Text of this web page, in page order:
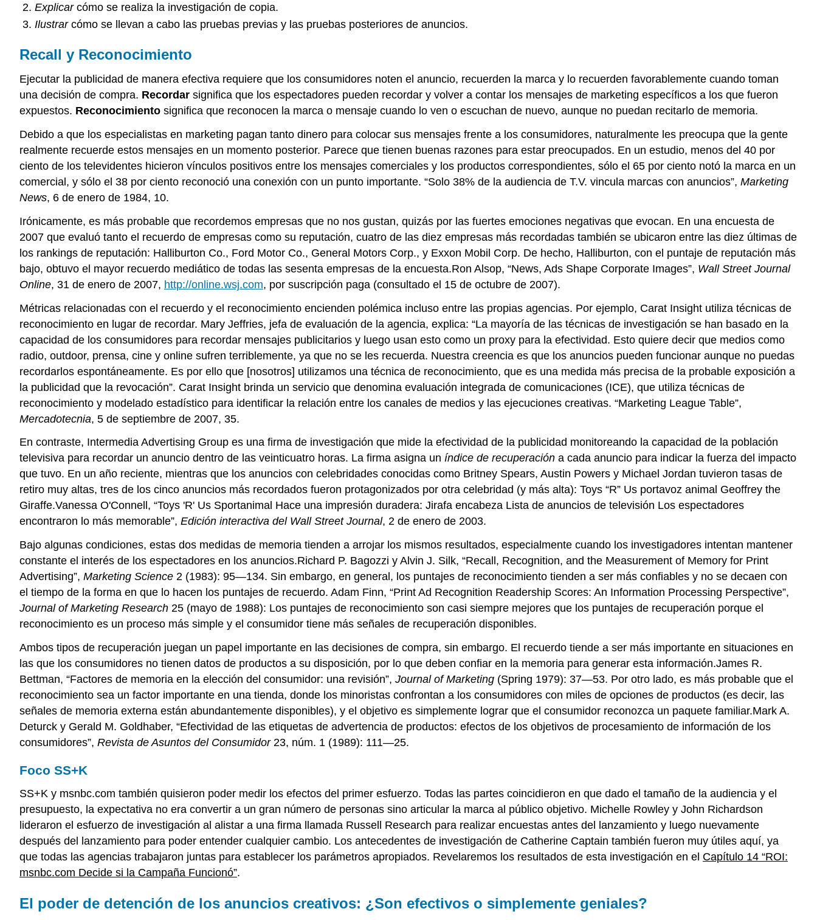
Explicarcómo se realiza la investigación de copia.
Ilustrarcómo se llevan a cabo las pruebas previas y las pruebas posteriores de anuncios.
Recall y Reconocimiento
Ejecutar la publicidad de manera efectiva requiere que los consumidores noten el anuncio, recuerden la marca y lo recuerden favorablemente cuando toman
una decisión de compra. Recordar significa que los espectadores pueden recordar y volver a contar los mensajes de marketing específicos a los que fueron
expuestos. Reconocimiento significa que reconocen la marca o mensaje cuando lo ven o escuchan de nuevo, aunque no puedan recitarlo de memoria.
Debido a que los especialistas en marketing pagan tanto dinero para colocar sus mensajes frente a los consumidores, naturalmente les preocupa que la gente
realmente recuerde estos mensajes en un momento posterior. Parece que tienen buenas razones para estar preocupados. En un estudio, menos del 40 por
ciento de los televidentes hicieron vínculos positivos entre los mensajes comerciales y los productos correspondientes, sólo el 65 por ciento notó la marca en un
comercial, y sólo el 38 por ciento reconoció una conexión con un punto importante. “Solo 38% de la audiencia de T.V. vincula marcas con anuncios”, Marketing
News, 6 de enero de 1984, 10.
Irónicamente, es más probable que recordemos empresas que no nos gustan, quizás por las fuertes emociones negativas que evocan. En una encuesta de
2007 que evaluó tanto el recuerdo de empresas como su reputación, cuatro de las diez empresas más recordadas también se ubicaron entre las diez últimas de
los rankings de reputación: Halliburton Co., Ford Motor Co., General Motors Corp., y Exxon Mobil Corp. De hecho, Halliburton, con el puntaje de reputación más
bajo, obtuvo el mayor recuerdo mediático de todas las sesenta empresas de la encuesta.Ron Alsop, “News, Ads Shape Corporate Images”, Wall Street Journal
Online, 31 de enero de 2007, http://online.wsj.com, por suscripción paga (consultado el 15 de octubre de 2007).
Métricas relacionadas con el recuerdo y el reconocimiento encienden polémica incluso entre las propias agencias. Por ejemplo, Carat Insight utiliza técnicas de
reconocimiento en lugar de recordar. Mary Jeffries, jefa de evaluación de la agencia, explica: “La mayoría de las técnicas de investigación se han basado en la
capacidad de los consumidores para recordar mensajes publicitarios y luego usan esto como un proxy para la efectividad. Esto quiere decir que medios como
radio, outdoor, prensa, cine y online sufren terriblemente, ya que no se les recuerda. Nuestra creencia es que los anuncios pueden funcionar aunque no puedas
recordarlos espontáneamente. Es por ello que [nosotros] utilizamos una técnica de reconocimiento, que es una medida más precisa de la probable exposición a
la publicidad que la revocación”. Carat Insight brinda un servicio que denomina evaluación integrada de comunicaciones (ICE), que utiliza técnicas de
reconocimiento y modelado estadístico para identificar la relación entre los canales de medios y las ejecuciones creativas. “Marketing League Table”,
Mercadotecnia, 5 de septiembre de 2007, 35.
En contraste, Intermedia Advertising Group es una firma de investigación que mide la efectividad de la publicidad monitoreando la capacidad de la población
televisiva para recordar un anuncio dentro de las veinticuatro horas. La firma asigna un índice de recuperación a cada anuncio para indicar la fuerza del impacto
que tuvo. En un año reciente, mientras que los anuncios con celebridades conocidas como Britney Spears, Austin Powers y Michael Jordan tuvieron tasas de
retiro muy altas, tres de los cinco anuncios más recordados fueron protagonizados por otra celebridad (y más alta): Toys “R” Us portavoz animal Geoffrey the
Giraffe.Vanessa O'Connell, “Toys 'R' Us Sportanimal Hace una impresión duradera: Jirafa encabeza Lista de anuncios de televisión Los espectadores
encontraron lo más memorable”, Edición interactiva del Wall Street Journal, 2 de enero de 2003.
Bajo algunas condiciones, estas dos medidas de memoria tienden a arrojar los mismos resultados, especialmente cuando los investigadores intentan mantener
constante el interés de los espectadores en los anuncios.Richard P. Bagozzi y Alvin J. Silk, “Recall, Recognition, and the Measurement of Memory for Print
Advertising”, Marketing Science 2 (1983): 95—134. Sin embargo, en general, los puntajes de reconocimiento tienden a ser más confiables y no se decaen con
el tiempo de la forma en que lo hacen los puntajes de recuerdo. Adam Finn, “Print Ad Recognition Readership Scores: An Information Processing Perspective”,
Journal of Marketing Research 25 (mayo de 1988): Los puntajes de reconocimiento son casi siempre mejores que los puntajes de recuperación porque el
reconocimiento es un proceso más simple y el consumidor tiene más señales de recuperación disponibles.
Ambos tipos de recuperación juegan un papel importante en las decisiones de compra, sin embargo. El recuerdo tiende a ser más importante en situaciones en
las que los consumidores no tienen datos de productos a su disposición, por lo que deben confiar en la memoria para generar esta información.James R.
Bettman, “Factores de memoria en la elección del consumidor: una revisión”, Journal of Marketing (Spring 1979): 37—53. Por otro lado, es más probable que el
reconocimiento sea un factor importante en una tienda, donde los minoristas confrontan a los consumidores con miles de opciones de productos (es decir, las
señales de memoria externa están abundantemente disponibles), y el objetivo es simplemente lograr que el consumidor reconozca un paquete familiar.Mark A.
Deturck y Gerald M. Goldhaber, “Efectividad de las etiquetas de advertencia de productos: efectos de los objetivos de procesamiento de información de los
consumidores”, Revista de Asuntos del Consumidor23, núm. 1 (1989): 111—25.
Foco SS+K
SS+K y msnbc.com también quisieron poder medir los efectos del primer esfuerzo. Todas las partes coincidieron en que dado el tamaño de la audiencia y el
presupuesto, la expectativa no era convertir a un gran número de personas sino articular la marca al público objetivo. Michelle Rowley y John Richardson
lideraron el esfuerzo de investigación al alistar a una firma llamada Russell Research para realizar encuestas antes del lanzamiento y luego nuevamente
después del lanzamiento para poder entender cualquier cambio. Los antecedentes de investigación de Catherine Captain también fueron muy útiles aquí, ya
que todas las agencias trabajaron juntas para establecer los parámetros apropiados. Revelaremos los resultados de esta investigación en el Capítulo 14 “ROI:
msnbc.com Decide si la Campaña Funcionó”.
El poder de detención de los anuncios creativos: ¿Son efectivos o simplemente geniales?